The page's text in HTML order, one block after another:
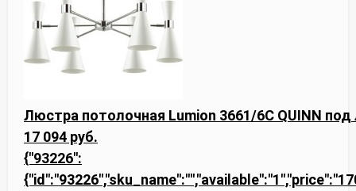
Люстра потолочная Lumion 3661/6C QUINN
17 094 руб.
{"93226":